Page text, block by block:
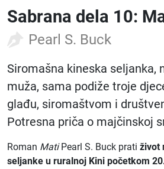
Sabrana dela 10:
Pearl S. Buck
Siromašna kineska seljanka,
muža, sama podiže troje
glađu, siromaštvom i
Potresna priča o majčinskoj
Roman MatiPearl S. Buck prati život
seljanke u ruralnoj Kini početkom